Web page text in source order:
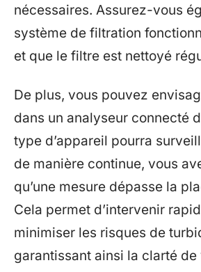
nécessaires. Assurez-vous
système de filtration
et que le filtre est nettoyé
De plus, vous pouvez
dans un analyseur connecté
type d’appareil pourra
de manière continue, vous
qu’une mesure dépasse la
Cela permet d’intervenir
minimiser les risques de
garantissant ainsi la clarté